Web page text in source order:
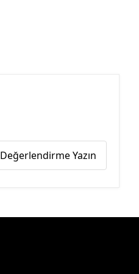
Değerlendirme Yazın